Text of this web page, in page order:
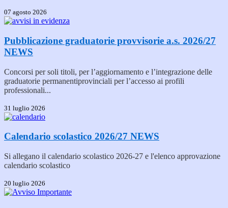
07 agosto 2026
Pubblicazione graduatorie provvisorie a.s. 2026/27
NEWS
Concorsi per soli titoli, per l’aggiornamento e l’integrazione delle
graduatorie permanentiprovinciali per l’accesso ai profili
professionali...
31 luglio 2026
Calendario scolastico 2026/27 NEWS
Si allegano il calendario scolastico 2026-27 e l'elenco approvazione
calendario scolastico
20 luglio 2026